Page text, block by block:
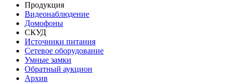
Продукция
Видеонаблюдение
Домофоны
СКУД
Источники питания
Сетевое оборудование
Умные замки
Обратный аукцион
Архив